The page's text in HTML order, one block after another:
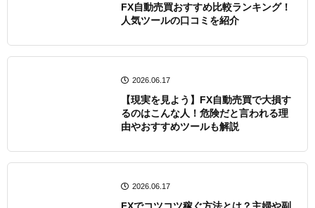
FX自動売買おすすめ比較ランキング！
人気ツールの口コミを紹介
2026.06.17
【現実を見よう】FX自動売買で大損す
るのはこんな人！危険だと言われる理
由やおすすめツールも解説
2026.06.17